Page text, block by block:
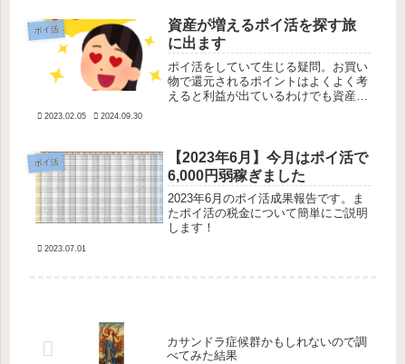
ポイ活
資産が増えるポイ活を探す旅
に出ます
ポイ活をしていて生じる疑問。お買い
物で還元されるポイントはよくよく考
えると利益が出ているわけでも資産が
は、時間をお金に変えるのが一番手っ
取り早いことに気づいたのです。
2023.02.05 2024.09.30
ポイ活
【2023年6月】今月はポイ活で
6,000円弱稼ぎました
2023年6月のポイ活成果報告です。ま
たポイ活の税金について簡単にご説明
します！
2023.07.01
カサンドラ症候群かもしれないので調
べてみた結果